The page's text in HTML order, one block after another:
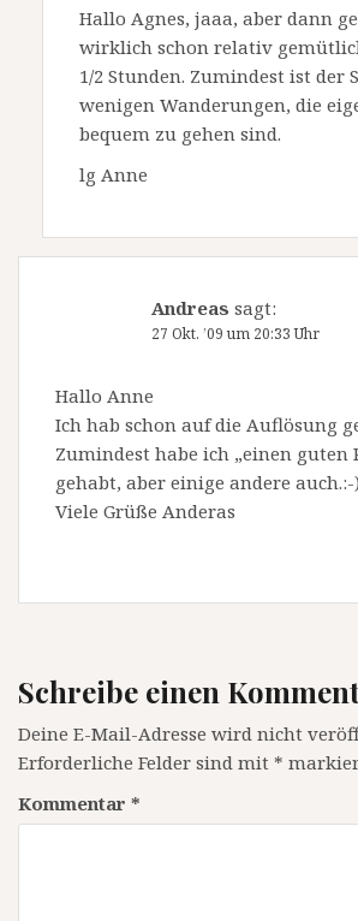
Hallo Agnes, jaaa, aber dann
wirklich schon relativ
1/2 Stunden. Zumindest ist der
wenigen Wanderungen, die
bequem zu gehen sind.
lg Anne
Andreas sagt:
27 Okt. ’09 um 20:33 Uhr
Hallo Anne
Ich hab schon auf die Auflösung
Zumindest habe ich „einen guten
gehabt, aber einige andere auch.:-)
Viele Grüße Anderas
Schreibe einen
Deine E-Mail-Adresse wird nicht
Erforderliche Felder sind mit *
Kommentar *